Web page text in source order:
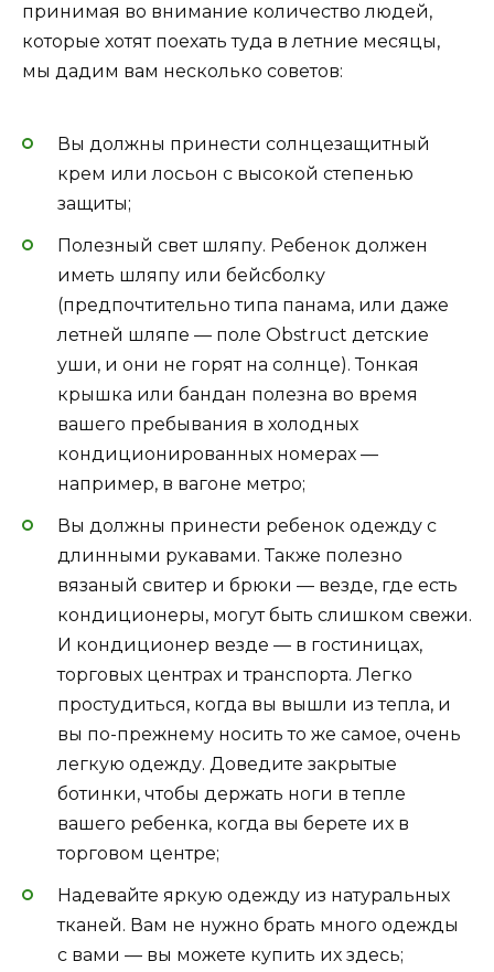
принимая во внимание количество людей,
которые хотят поехать туда в летние месяцы,
мы дадим вам несколько советов:
Вы должны принести солнцезащитный
крем или лосьон с высокой степенью
защиты;
Полезный свет шляпу. Ребенок должен
иметь шляпу или бейсболку
(предпочтительно типа панама, или даже
летней шляпе — поле Obstruct детские
уши, и они не горят на солнце). Тонкая
крышка или бандан полезна во время
вашего пребывания в холодных
кондиционированных номерах —
например, в вагоне метро;
Вы должны принести ребенок одежду с
длинными рукавами. Также полезно
вязаный свитер и брюки — везде, где есть
кондиционеры, могут быть слишком свежи.
И кондиционер везде — в гостиницах,
торговых центрах и транспорта. Легко
простудиться, когда вы вышли из тепла, и
вы по-прежнему носить то же самое, очень
легкую одежду. Доведите закрытые
ботинки, чтобы держать ноги в тепле
вашего ребенка, когда вы берете их в
торговом центре;
Надевайте яркую одежду из натуральных
тканей. Вам не нужно брать много одежды
с вами — вы можете купить их здесь;